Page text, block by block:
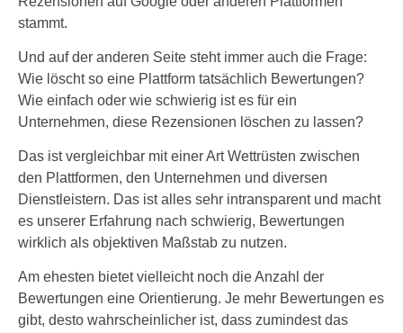
stammt.
Und auf der anderen Seite steht immer auch die Frage:
Wie löscht so eine Plattform tatsächlich Bewertungen?
Wie einfach oder wie schwierig ist es für ein
Unternehmen, diese Rezensionen löschen zu lassen?
Das ist vergleichbar mit einer Art Wettrüsten zwischen
den Plattformen, den Unternehmen und diversen
Dienstleistern. Das ist alles sehr intransparent und macht
es unserer Erfahrung nach schwierig, Bewertungen
wirklich als objektiven Maßstab zu nutzen.
Am ehesten bietet vielleicht noch die Anzahl der
Bewertungen eine Orientierung. Je mehr Bewertungen es
gibt, desto wahrscheinlicher ist, dass zumindest das